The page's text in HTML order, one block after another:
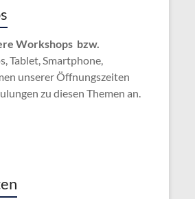
Workshops bzw.
Tablet, Smartphone,
unserer Öffnungszeiten
zu diesen Themen an.